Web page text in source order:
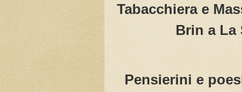
Tabacchiera e
Brin a La
Pensierini e